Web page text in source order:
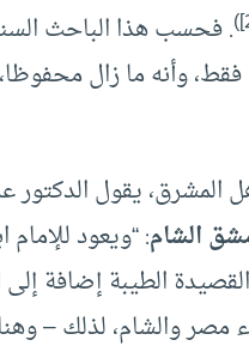
. فحسب هذا الباحث
فقط، وأنه ما زال
يقول الدكتور
الشام: “ويعود
الطيبة إضافة
مصر والشام، لذلك –